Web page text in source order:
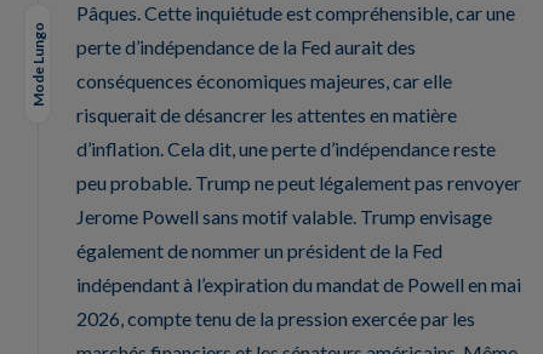
Mode Lungo
Pâques. Cette inquiétude est compréhensible, car une
perte d’indépendance de la Fed aurait des
conséquences économiques majeures, car elle
risquerait de désancrer les attentes en matière
d’inflation. Cela dit, une perte d’indépendance reste
peu probable. Trump ne peut légalement pas renvoyer
Jerome Powell sans motif valable. Trump envisage
également de nommer un président de la Fed
indépendant à l’expiration du mandat de Powell en mai
2026, compte tenu de la pression exercée par les